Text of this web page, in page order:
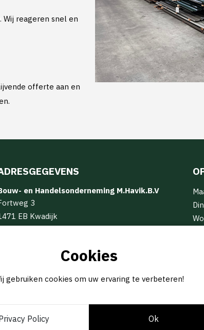
reageren snel en
offerte aan en
en Handelsonderneming M.Havik.B.V
3
EB Kwadijk
2026 -BOUW- EN HANDELSONDERNEMING M.HAVIK B.V
Cookies
gebruiken cookies om uw ervaring te verbeteren!
Policy Ok